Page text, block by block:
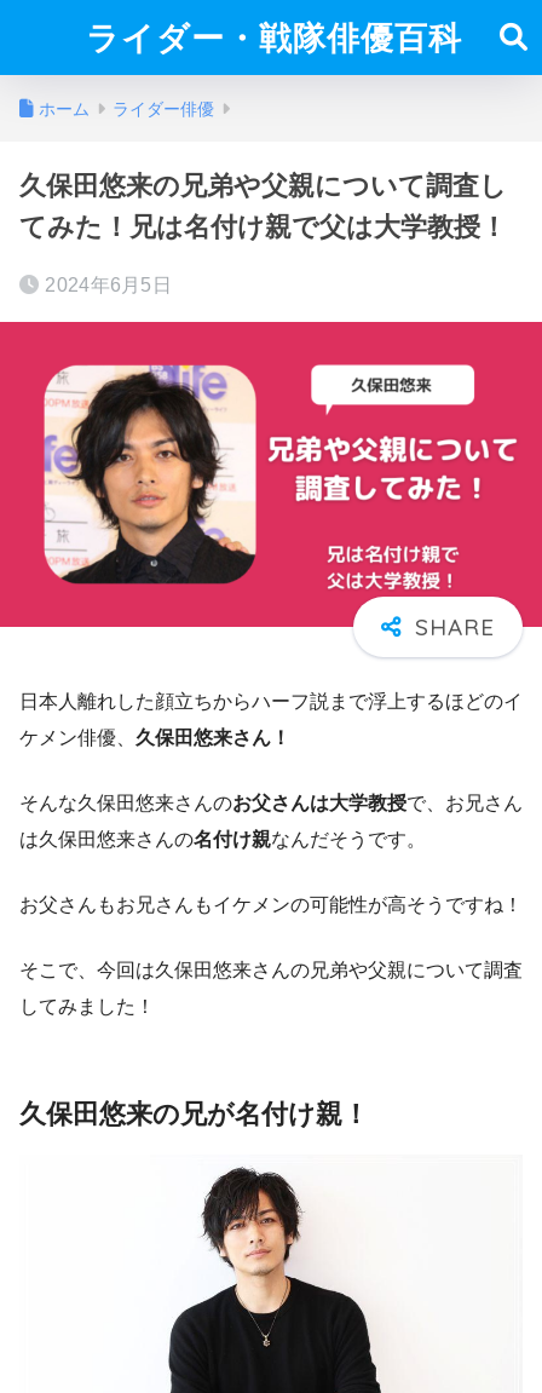
ライダー・戦隊俳優百科
ホーム ライダー俳優
久保田悠来の兄弟や父親について調査し
てみた！兄は名付け親で父は大学教授！
2024年6月5日
日本人離れした顔立ちからハーフ説まで浮上するほどのイ
ケメン俳優、 久保田悠来さん！
そんな久保田悠来さんのお父さんは大学教授で、お兄さん
は久保田悠来さんの名付け親なんだそうです。
お父さんもお兄さんもイケメンの可能性が高そうですね！
そこで、今回は久保田悠来さんの兄弟や父親について調査
してみました！
久保田悠来の兄が名付け親！